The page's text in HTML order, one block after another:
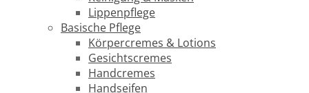
Lippenpflege
Basische Pflege
Körpercremes & Lotions
Gesichtscremes
Handcremes
Handseifen